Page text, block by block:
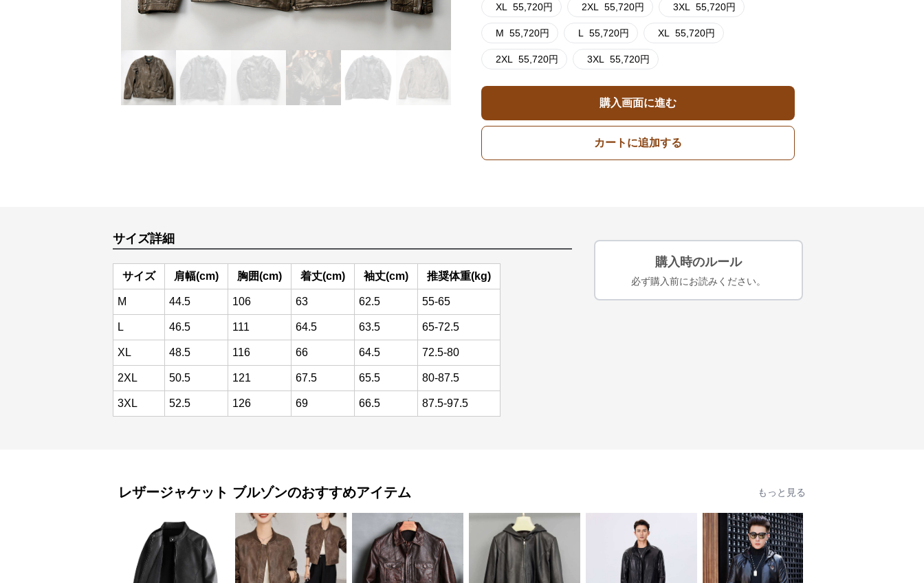
XL 55,720円 2XL 55,720円 3XL 55,720円
M 55,720円 L 55,720円 XL 55,720円
2XL 55,720円 3XL 55,720円
購入画面に進む
カートに追加する
サイズ詳細
サイズ 肩幅(cm) 胸囲(cm) 着丈(cm) 袖丈(cm) 推奨体重(kg)
M 44.5 106 63 62.5 55-65
L 46.5 111 64.5 63.5 65-72.5
XL 48.5 116 66 64.5 72.5-80
2XL 50.5 121 67.5 65.5 80-87.5
3XL 52.5 126 69 66.5 87.5-97.5
購入時のルール
必ず購入前にお読みください。
レザージャケット ブルゾンのおすすめアイテム もっと見る